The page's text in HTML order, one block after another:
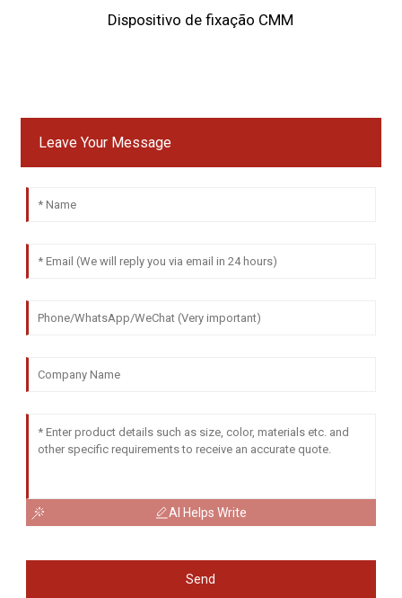
Dispositivo de fixação CMM
Leave Your Message
AI Helps Write
Send